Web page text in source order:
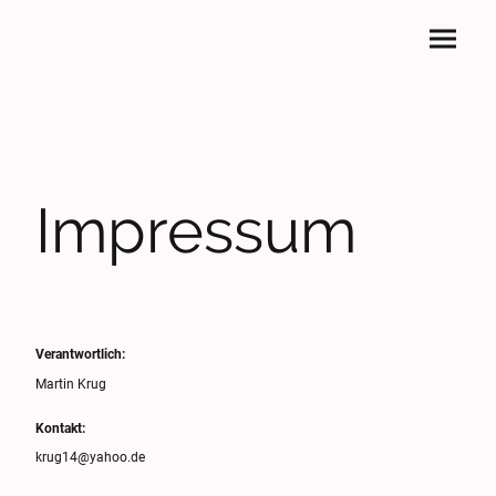
Impressum
Verantwortlich:
Martin Krug
Kontakt:
krug14@yahoo.de